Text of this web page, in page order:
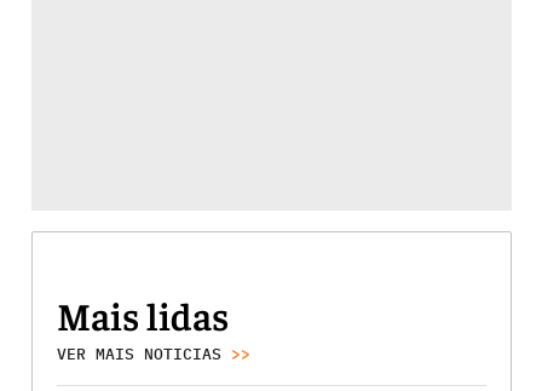
Mais lidas
VER MAIS NOTICIAS >>